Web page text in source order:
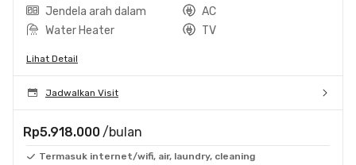
Jendela arah dalam
AC
Water Heater
TV
Lihat Detail
Jadwalkan Visit
Rp5.918.000 /bulan
Termasuk internet/wifi, air, laundry, cleaning